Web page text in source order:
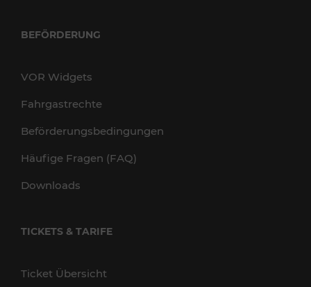
BEFÖRDERUNG
VOR Widgets
Fahrgastrechte
Beförderungsbedingungen
Häufige Fragen (FAQ)
Downloads
TICKETS & TARIFE
Ticket Übersicht